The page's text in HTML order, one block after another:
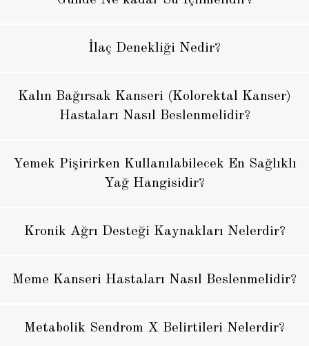
İlaç Denekliği Nedir?
Kalın Bağırsak Kanseri (Kolorektal Kanser)
Hastaları Nasıl Beslenmelidir?
Yemek Pişirirken Kullanılabilecek En Sağlıklı
Yağ Hangisidir?
Kronik Ağrı Desteği Kaynakları Nelerdir?
Meme Kanseri Hastaları Nasıl Beslenmelidir?
Metabolik Sendrom X Belirtileri Nelerdir?